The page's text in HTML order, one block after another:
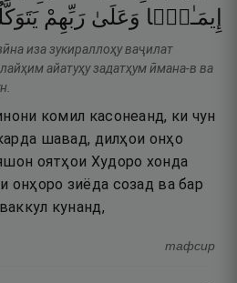
إِيمَـٰنًۭا وَعَلَىٰ رَبِّهِمْ
иза зукираллоҳу ваҷилат
айатуҳу задатҳум ӣмана-в ва
комил касонеанд, ки чун
шавад, дилҳои онҳо
оятҳои Худоро хонда
онҳоро зиёда созад ва бар
кунанд,
тафсир